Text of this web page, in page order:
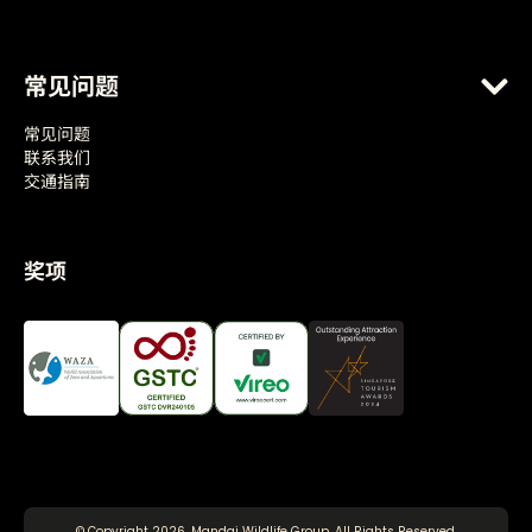
常见问题
常见问题
联系我们
交通指南
奖项